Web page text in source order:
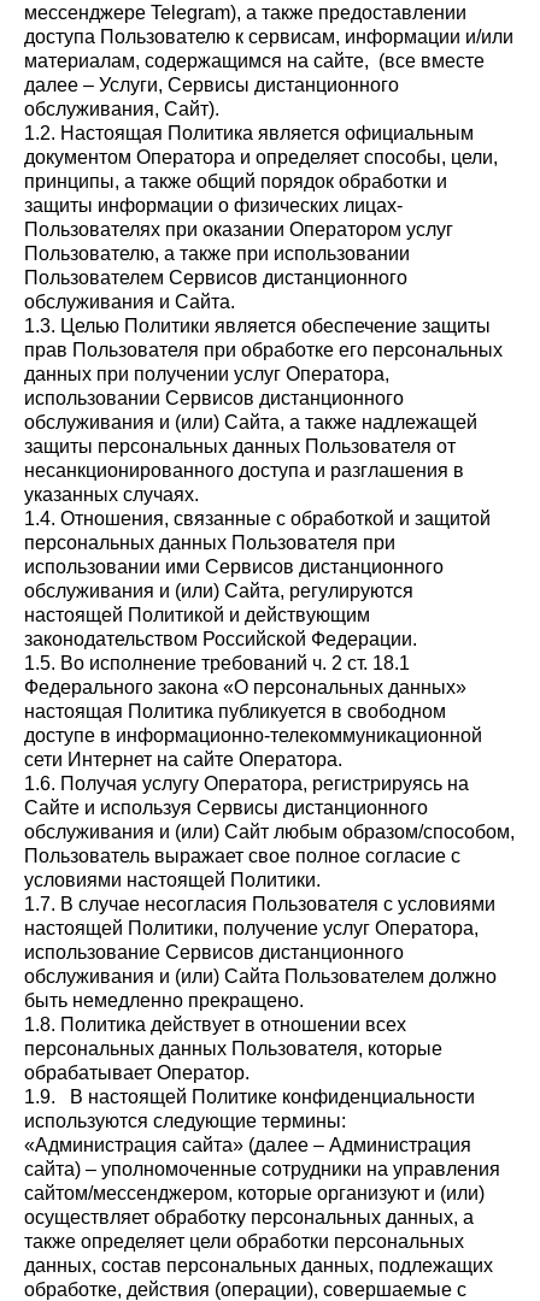
мессенджере Telegram), а также предоставлении
доступа Пользователю к сервисам, информации и/или
материалам, содержащимся на сайте, (все вместе
далее – Услуги, Сервисы дистанционного
обслуживания, Сайт).
1.2. Настоящая Политика является официальным
документом Оператора и определяет способы, цели,
принципы, а также общий порядок обработки и
защиты информации о физических лицах-
Пользователях при оказании Оператором услуг
Пользователю, а также при использовании
Пользователем Сервисов дистанционного
обслуживания и Сайта.
1.3. Целью Политики является обеспечение защиты
прав Пользователя при обработке его персональных
данных при получении услуг Оператора,
использовании Сервисов дистанционного
обслуживания и (или) Сайта, а также надлежащей
защиты персональных данных Пользователя от
несанкционированного доступа и разглашения в
указанных случаях.
1.4. Отношения, связанные с обработкой и защитой
персональных данных Пользователя при
использовании ими Сервисов дистанционного
обслуживания и (или) Сайта, регулируются
настоящей Политикой и действующим
законодательством Российской Федерации.
1.5. Во исполнение требований ч. 2 ст. 18.1
Федерального закона «О персональных данных»
настоящая Политика публикуется в свободном
доступе в информационно-телекоммуникационной
сети Интернет на сайте Оператора.
1.6. Получая услугу Оператора, регистрируясь на
Сайте и используя Сервисы дистанционного
обслуживания и (или) Сайт любым образом/способом,
Пользователь выражает свое полное согласие с
условиями настоящей Политики.
1.7. В случае несогласия Пользователя с условиями
настоящей Политики, получение услуг Оператора,
использование Сервисов дистанционного
обслуживания и (или) Сайта Пользователем должно
быть немедленно прекращено.
1.8. Политика действует в отношении всех
персональных данных Пользователя, которые
обрабатывает Оператор.
1.9. В настоящей Политике конфиденциальности
используются следующие термины:
«Администрация сайта» (далее – Администрация
сайта) – уполномоченные сотрудники на управления
сайтом/мессенджером, которые организуют и (или)
осуществляет обработку персональных данных, а
также определяет цели обработки персональных
данных, состав персональных данных, подлежащих
обработке, действия (операции), совершаемые с